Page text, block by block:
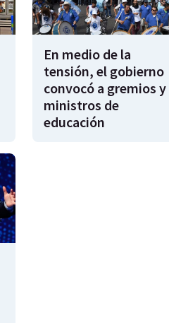
En medio de la
tensión, el gobierno
convocó a gremios y
ministros de
educación